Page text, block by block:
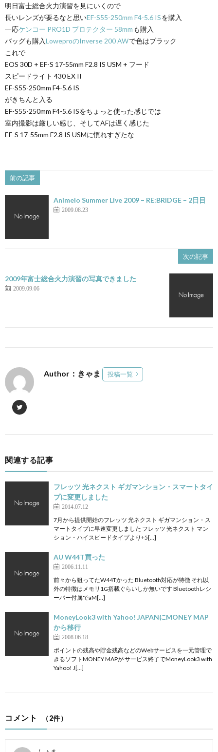
明日富士総合火力演習を見にいくので
長いレンズが要るなと思いEF-S55-250mm F4-5.6 ISを購入
一応ケンコー PRO1D プロテクター 58mm も購入
バッグも購入LoweproのInverse 200 AWで色はブラック
これで
EOS 30D + EF-S 17-55mm F2.8 IS USM + フード
スピードライト 430 EX II
EF-S55-250mm F4-5.6 IS
がきちんと入る
EF-S55-250mm F4-5.6 ISをちょっと使った感じでは
室内撮影は厳しい感じ、そしてAFは遅く感じた
EF-S 17-55mm F2.8 IS USMに慣れすぎたな
前の記事
Animelo Summer Live 2009 – RE:BRIDGE – 2日目
2009.08.23
次の記事
2009年富士総合火力演習の写真できました
2009.09.06
Author：きゃま 投稿一覧
関連する記事
フレッツ 光ネクスト ギガマンション・スマートタイ
プに変更しました
2014.07.12
7月から提供開始のフレッツ 光ネクスト ギガマンション・ス
マートタイプに早速変更しました フレッツ 光ネクスト マン
ション・ハイスピードタイプより+5[…]
AU W44T買った
2006.11.11
前々から狙ってたW44Tかった Bluetooth対応が特徴 それ以
外の特徴はメモリ1G搭載ぐらいしか無いです Bluetoothレシ
ーバー付属でaM[…]
MoneyLook3 with Yahoo! JAPANにMONEY MAP
から移行
2008.06.18
ポイントの残高や貯金残高などのWebサービスを一元管理で
きるソフトMONEY MAPが サービス終了でMoneyLook3 with
Yahoo! J[…]
コメント （2件）